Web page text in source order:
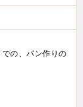
の、パン作りの